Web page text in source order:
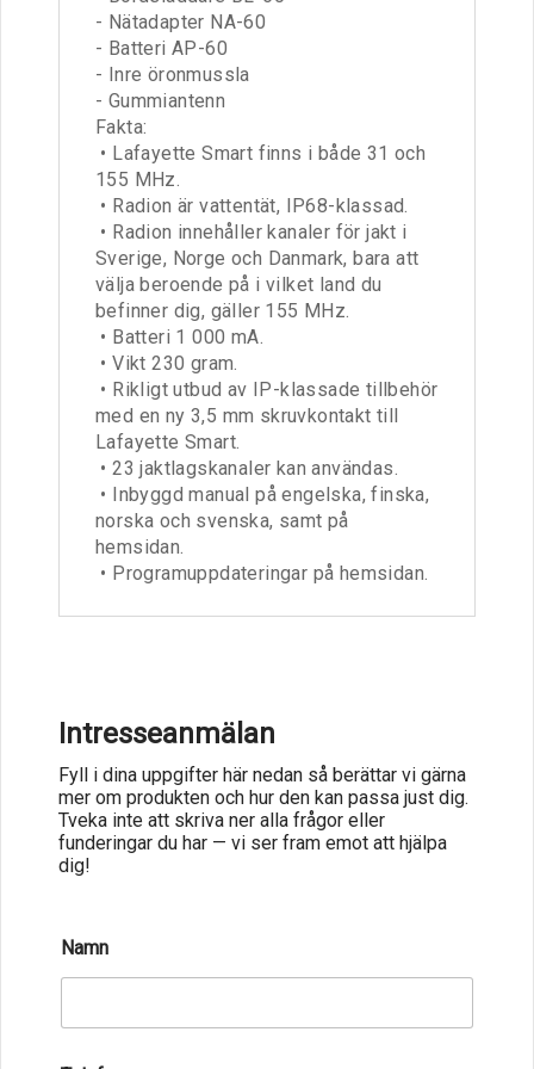
- Nätadapter NA-60
- Batteri AP-60
- Inre öronmussla
- Gummiantenn
Fakta:
• Lafayette Smart finns i både 31 och
155 MHz.
• Radion är vattentät, IP68-klassad.
• Radion innehåller kanaler för jakt i
Sverige, Norge och Danmark, bara att
välja beroende på i vilket land du
befinner dig, gäller 155 MHz.
• Batteri 1 000 mA.
• Vikt 230 gram.
• Rikligt utbud av IP-klassade tillbehör
med en ny 3,5 mm skruvkontakt till
Lafayette Smart.
• 23 jaktlagskanaler kan användas.
• Inbyggd manual på engelska, finska,
norska och svenska, samt på
hemsidan.
• Programuppdateringar på hemsidan.
Intresseanmälan
Fyll i dina uppgifter här nedan så berättar vi gärna
mer om produkten och hur den kan passa just dig.
Tveka inte att skriva ner alla frågor eller
funderingar du har — vi ser fram emot att hjälpa
dig!
Namn